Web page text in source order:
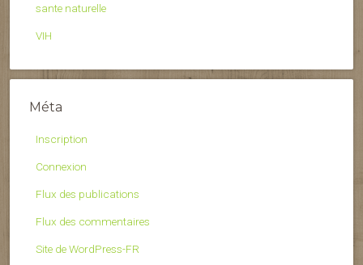
sante naturelle
VIH
Méta
Inscription
Connexion
Flux des publications
Flux des commentaires
Site de WordPress-FR